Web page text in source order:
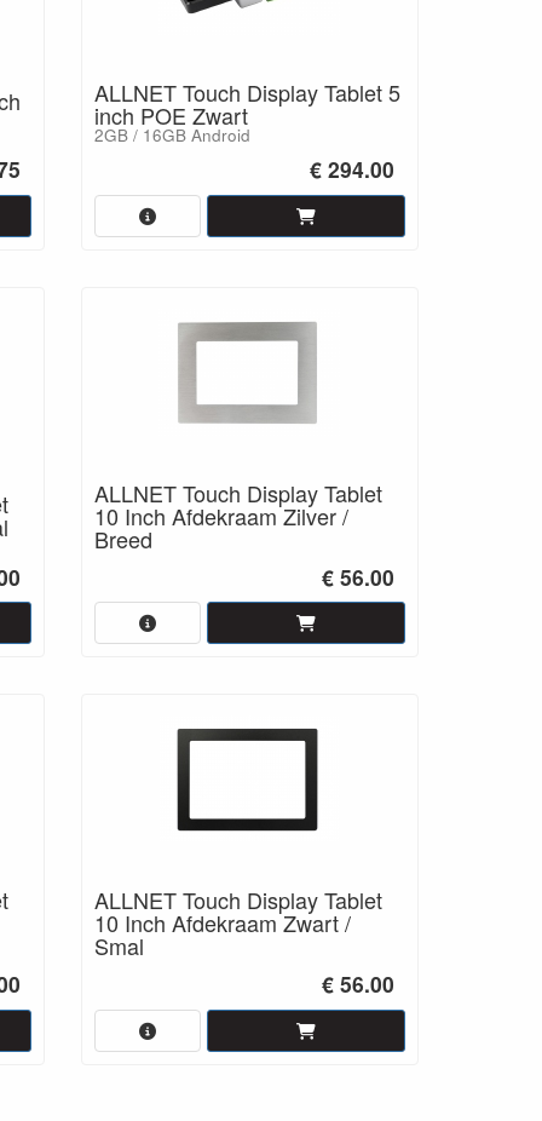
ALLNET Touch Display Tablet 5
inch POE Zwart
2GB / 16GB Android
€ 294.00
ALLNET Touch Display Tablet
10 Inch Afdekraam Zilver /
Breed
€ 56.00
ALLNET Touch Display Tablet
10 Inch Afdekraam Zwart /
Smal
€ 56.00